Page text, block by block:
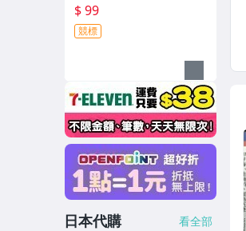
$ 99
競標
日本代購 看全部